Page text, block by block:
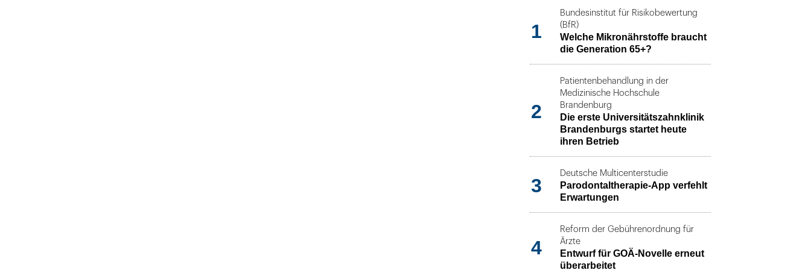
1
Bundesinstitut für Risikobewertung
(BfR)
Welche Mikronährstoffe braucht
die Generation 65+?
2
Patientenbehandlung in der
Medizinische Hochschule
Brandenburg
Die erste Universitätszahnklinik
Brandenburgs startet heute
ihren Betrieb
3
Deutsche Multicenterstudie
Parodontaltherapie-App verfehlt
Erwartungen
4
Reform der Gebührenordnung für
Ärzte
Entwurf für GOÄ-Novelle erneut
überarbeitet